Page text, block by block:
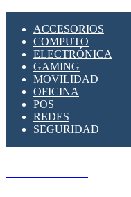
SUPRESOR DE
APLICACIONES
ACCESORIOS
COMPUTO
ELECTRÓNICA
GAMING
MOVILIDAD
OFICINA
POS
REDES
SEGURIDAD